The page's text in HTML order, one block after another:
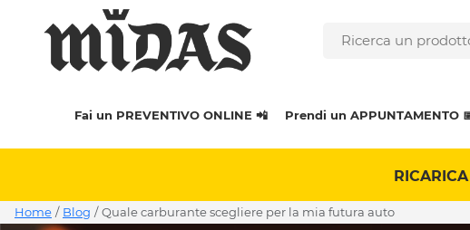
Fai un PREVENTIVO ONLINE 📲 Prendi un APPUNTAMENTO
Home / Blog / quale carburante scegliere per la mia futura auto